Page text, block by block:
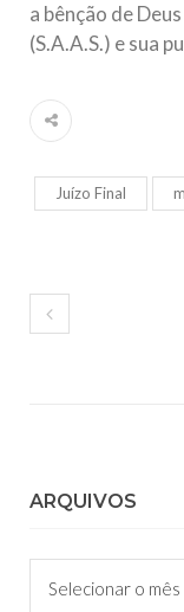
a bênção de
(S.A.A.S.) e sua
Juízo Final
ARQUIVOS
Arquivos